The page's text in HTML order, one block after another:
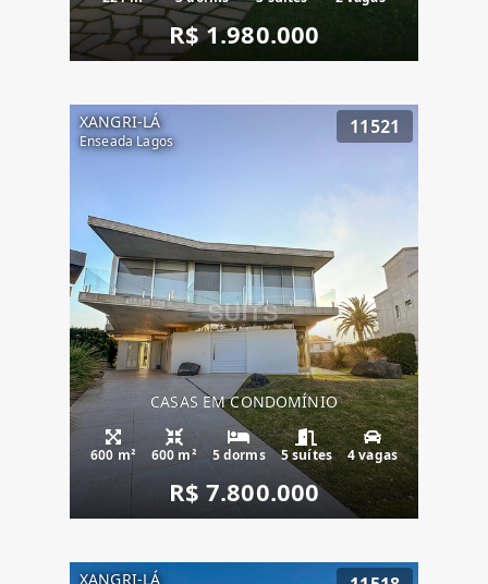
R$ 1.980.000
XANGRI-LÁ
Enseada Lagos
11521
CASAS EM CONDOMÍNIO
600 m² 600 m² 5 dorms 5 suítes 4 vagas
R$ 7.800.000
XANGRI-LÁ